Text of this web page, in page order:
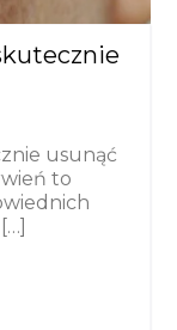
usunąć
to